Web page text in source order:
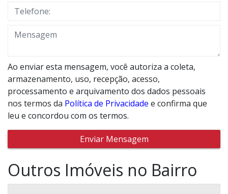
Ao enviar esta mensagem, você autoriza a coleta,
armazenamento, uso, recepção, acesso,
processamento e arquivamento dos dados pessoais
nos termos da Política de Privacidade e confirma que
leu e concordou com os termos.
Enviar Mensagem
Outros Imóveis no Bairro